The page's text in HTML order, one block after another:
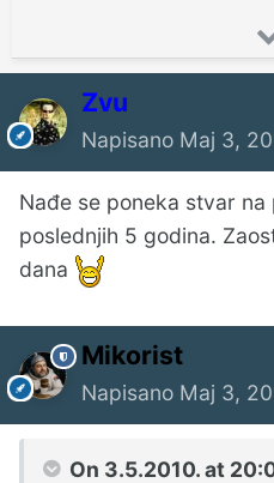
Zvu
Napisano Maj 3,
Nađe se poneka stvar
poslednjih 5 godina.
dana
Mikorist
Napisano Maj 3,
On 3.5.2010. at